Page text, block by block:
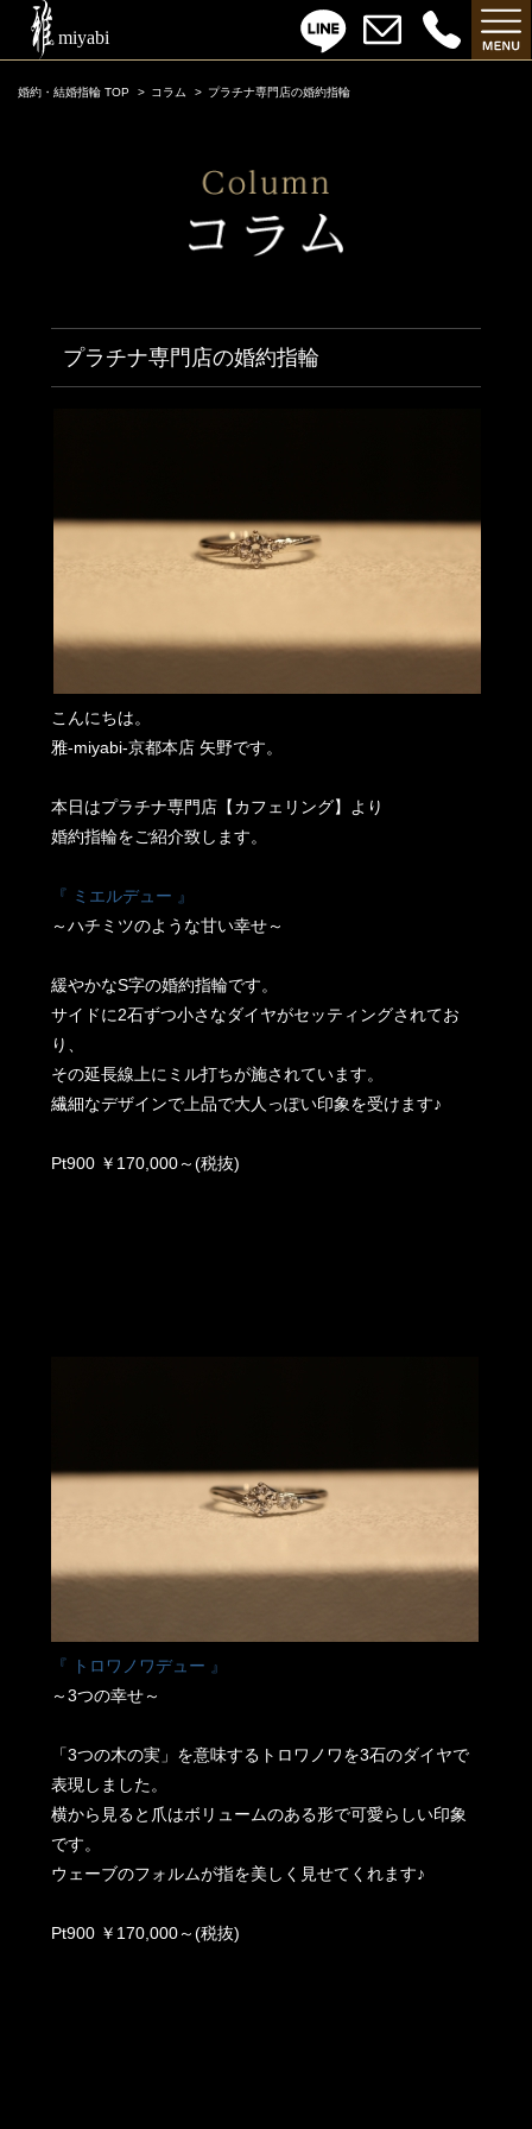
婚約・結婚指輪 TOP コラム プラチナ専門店の婚約指輪
プラチナ専門店の婚約指輪
こんにちは。
雅-miyabi-京都本店 矢野です。
本日はプラチナ専門店【カフェリング】より
婚約指輪をご紹介致します。
『 ミエルデュー 』
～ハチミツのような甘い幸せ～
緩やかなS字の婚約指輪です。
サイドに2石ずつ小さなダイヤがセッティングされてお
り、
その延長線上にミル打ちが施されています。
繊細なデザインで上品で大人っぽい印象を受けます♪
Pt900 ￥170,000～(税抜)
『 トロワノワデュー 』
～3つの幸せ～
「3つの木の実」を意味するトロワノワを3石のダイヤで
表現しました。
横から見ると爪はボリュームのある形で可愛らしい印象
です。
ウェーブのフォルムが指を美しく見せてくれます♪
Pt900 ￥170,000～(税抜)